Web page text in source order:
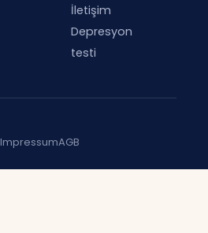
İletişim
Depresyon
testi
ImpressumAGB